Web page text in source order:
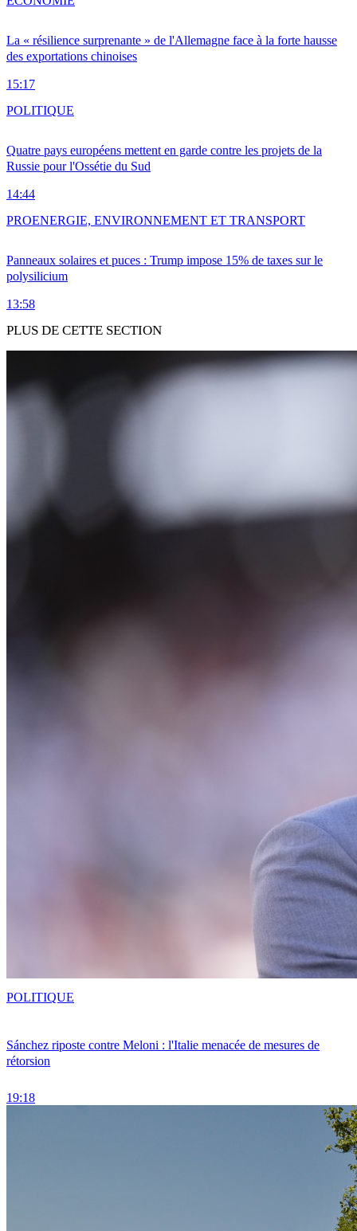
La « résilience surprenante » de l'Allemagne face à la forte hausse
des exportations chinoises
15:17
Quatre pays européens mettent en garde contre les projets de la
Russie pour l'Ossétie du Sud
14:44
POLITIQUE
Panneaux solaires et puces : Trump impose 15% de taxes sur le
polysilicium
13:58
PROENERGIE, ENVIRONNEMENT ET TRANSPORT
PLUS DE CETTE SECTION
Sánchez riposte contre Meloni : l'Italie menacée de mesures de
rétorsion
19:18
POLITIQUE